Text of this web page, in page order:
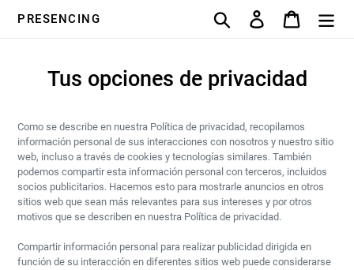
directamente
PRESENCING Buscar Ingresar Carrito
Tus opciones de privacidad
Como se describe en nuestra Política de privacidad, recopilamos
información personal de sus interacciones con nosotros y nuestro sitio
web, incluso a través de cookies y tecnologías similares. También
podemos compartir esta información personal con terceros, incluidos
socios publicitarios. Hacemos esto para mostrarle anuncios en otros
sitios web que sean más relevantes para sus intereses y por otros
motivos que se describen en nuestra Política de privacidad.
Compartir información personal para realizar publicidad dirigida en
función de su interacción en diferentes sitios web puede considerarse